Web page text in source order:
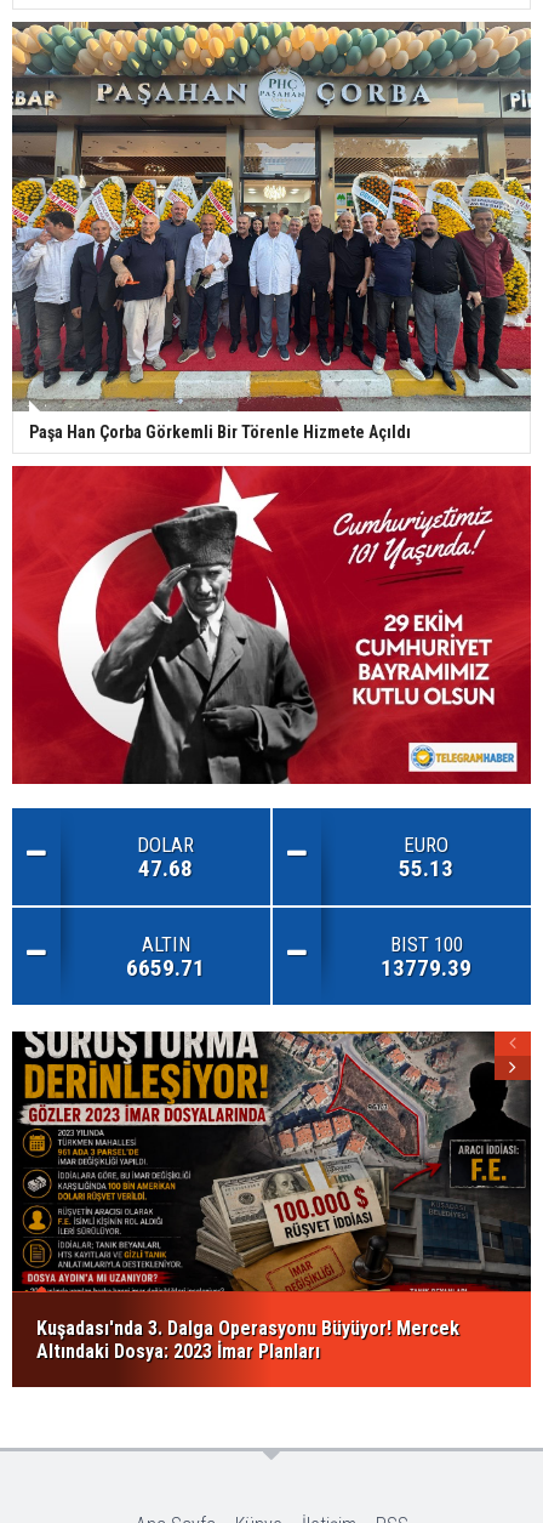
Paşa Han Çorba Görkemli Bir Törenle Hizmete Açıldı
DOLAR
47.68
EURO
55.13
ALTIN
6659.71
BIST 100
13779.39
Kuşadası'nda 3. Dalga Operasyonu Büyüyor! Mercek
Altındaki Dosya: 2023 İmar Planları